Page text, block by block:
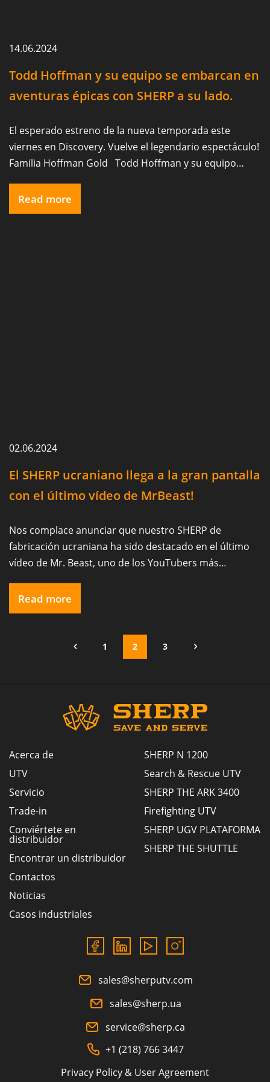
14.06.2024
Todd Hoffman y su equipo se embarcan en
aventuras épicas con SHERP a su lado.
El esperado estreno de la nueva temporada este
viernes en Discovery. Vuelve el legendario espectáculo!
Familia Hoffman Gold Todd Hoffman y su equipo
su sueño de encontrar oro antes de que el suelo se
congele, poniendo en juego su legado y su medio de
Read more
02.06.2024
El SHERP ucraniano llega a la gran pantalla
con el último vídeo de MrBeast!
Nos complace anunciar que nuestro SHERP de
fabricación ucraniana ha sido destacado en el último
vídeo de Mr. Beast, uno de los YouTubers más
excepcional diseño y la precisión artesanal de nuestro
SHERP, demostrando sus robustas capacidades en
Read more
1 2 3
Acerca de
UTV
Servicio
Trade-in
Conviértete en
distribuidor
Encontrar un distribuidor
Contactos
Noticias
Casos industriales
SHERP N 1200
Search & Rescue UTV
SHERP THE ARK 3400
Firefighting UTV
SHERP UGV PLATAFORMA
SHERP THE SHUTTLE
sales@sherputv.com
sales@sherp.ua
service@sherp.ca
+1 (218) 766 3447
Privacy Policy & User Agreement